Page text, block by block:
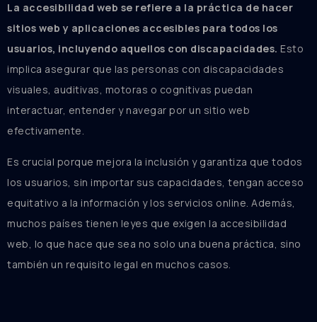
La accesibilidad web se refiere a la práctica de hacer
sitios web y aplicaciones accesibles para todos los
usuarios, incluyendo aquellos con discapacidades. Esto
implica asegurar que las personas con discapacidades
visuales, auditivas, motoras o cognitivas puedan
interactuar, entender y navegar por un sitio web
efectivamente.
Es crucial porque mejora la inclusión y garantiza que todos
los usuarios, sin importar sus capacidades, tengan acceso
equitativo a la información y los servicios online. Además,
muchos países tienen leyes que exigen la accesibilidad
web, lo que hace que sea no solo una buena práctica, sino
también un requisito legal en muchos casos.